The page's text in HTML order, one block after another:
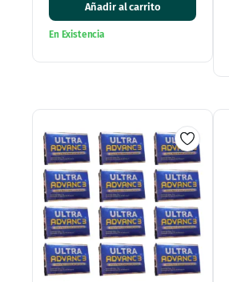
Añadir al carrito
En Existencia